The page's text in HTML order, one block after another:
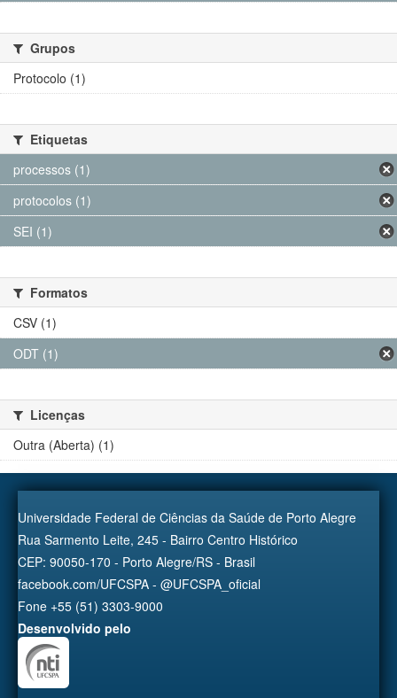
Grupos
Protocolo (1)
Etiquetas
processos (1)
protocolos (1)
SEI (1)
Formatos
CSV (1)
ODT (1)
Licenças
Outra (Aberta) (1)
Universidade Federal de Ciências da Saúde de Porto Alegre
Rua Sarmento Leite, 245 - Bairro Centro Histórico
CEP: 90050-170 - Porto Alegre/RS - Brasil
facebook.com/UFCSPA - @UFCSPA_oficial
Fone +55 (51) 3303-9000
Desenvolvido pelo